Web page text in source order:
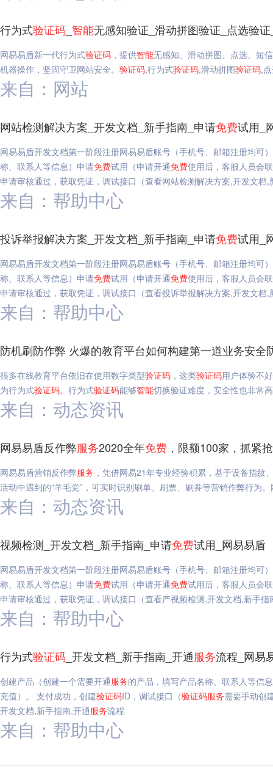
行为式验证码 智能无感知验证_滑动拼图验证_点选验
网易易盾新一代行为式验证码 ，提供智能无感知、滑动拼图、点选、短
机器操作，坚固守卫网站安全。 验证码,行为式验证码,滑动拼图验证码,
来自：网站
网站检测解决方案_开发文档_新手指南_申请免费试用_
网易易盾开发文档第一阶段注册网易易盾账号（手机号、邮箱注册均可
称、联系人等信息）申请免费试用（申请开通免费使用后，客服人员会
申请审核通过，获取凭证，调试接口（查看网站检测解决方案,开发文档,
来自：帮助中心
投诉举报解决方案_开发文档_新手指南_申请免费试用_
网易易盾开发文档第一阶段注册网易易盾账号（手机号、邮箱注册均可
称、联系人等信息）申请免费试用（申请开通免费使用后，客服人员会
申请审核通过，获取凭证，调试接口（查看投诉举报解决方案,开发文档,
来自：帮助中心
防机刷防作弊 火爆的教育平台如何构建第一道业务安全
很多在线教育平台依旧在使用数字类型验证码 ，这类验证码用户体验不
为行为式验证码。行为式验证码能够智能切换验证难度，安全性也非常
来自：动态资讯
网易易盾反作弊服务2020全年免费 ，限额100家，抓紧
网易易盾营销反作弊服务 ，凭借网易21年专业经验积累，基于设备指
活动中遇到的“羊毛党”，可实时识别刷单、刷票、刷券等营销作弊行为
来自：动态资讯
视频检测_开发文档_新手指南_申请免费试用_网易易盾
网易易盾开发文档第一阶段注册网易易盾账号（手机号、邮箱注册均可
称、联系人等信息）申请免费试用（申请开通免费试用后，客服人员会
申请审核通过，获取凭证，调试接口（查看产视频检测,开发文档,新手指
来自：帮助中心
行为式验证码 _开发文档_新手指南_开通服务流程_网易
创建产品（创建一个需要开通服务的产品，填写产品名称、联系人等信
充值）。 支付成功，创建验证码ID，调试接口（验证码服务需要手动创
开发文档,新手指南,开通服务流程
来自：帮助中心